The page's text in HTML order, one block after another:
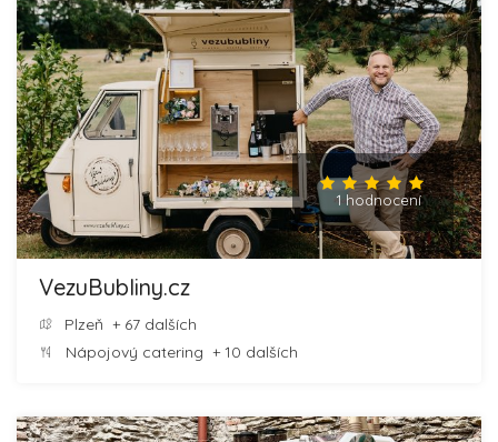
1 hodnocení
VezuBubliny.cz
Plzeň + 67 dalších
Nápojový catering + 10 dalších